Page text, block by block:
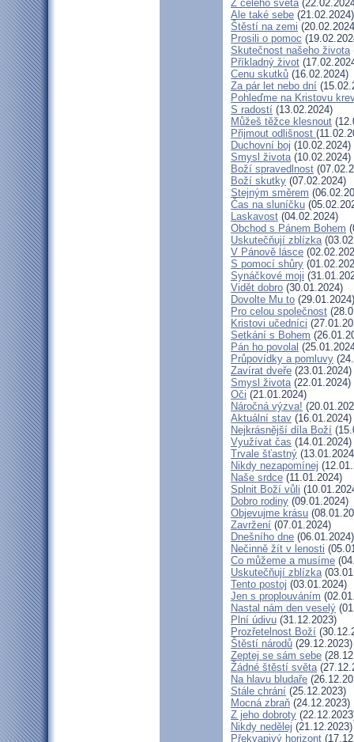
Z celého světa
Ale také sebe (21.02.2024)
Štěstí na zemi
Prosili o pomoc
Skutečnost našeho života
Příkladný život
Cenu skutků (16.02.2024)
Za pár let nebo dní
Pohleďme na Kristovu
S radostí (13.02.2024)
Můžeš těžce klesnout
Přijmout odlišnost
Duchovní boj (10.02.2024)
Smysl života(10.02.2024)
Boží spravedlnost
Boží skutky (07.02.2024)
Stejným směrem
Čas na sluníčku
Laskavost (04.02.2024)
Obchod s Pánem Bohem
Uskutečňují zblízka
V Pánově lásce
S pomocí shůry
Synáčkové moji
Vidět dobro (30.01.2024)
Dovolte Mu to (29.01.2024)
Pro celou společnost
Kristovi učedníci
Setkání s Bohem
Pán ho povolal
Průpovídky a pomluvy
Zavírat dveře (23.01.2024)
Smysl života(22.01.2024)
Oči (21.01.2024)
Náročná výzva!
Aktuální stav (16.01.2024)
Nejkrásnější díla Boží
Využívat čas (14.01.2024)
Trvale šťastný
Nikdy nezapomínej
Naše srdce (11.01.2024)
Splnit Boží vůli
Dobro rodiny (09.01.2024)
Objevujme krásu
Zavržení (07.01.2024)
Dnešního dne (06.01.2024)
Nečinně žít v lenosti
Co můžeme a musíme
Uskutečňují zblízka
Tento postoj (03.01.2024)
Jen s proplouváním
Nastal nám den veselý
Plní údivu (31.12.2023)
Prozřetelnost Boží
Štěstí národů (29.12.2023)
Zeptej se sám sebe
Žádné štěstí světa
Na hlavu bludaře
Stále chrání (25.12.2023)
Mocná zbraň (24.12.2023)
Z jeho dobroty
Nikdy nedělej (21.12.2023)
Překvapivý horizont